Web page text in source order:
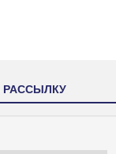
РАССЫЛКУ